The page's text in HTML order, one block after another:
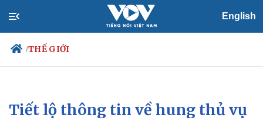
English
/THẾ GIỚI
Chính trị
Xã hội
Tiết lộ thông tin về hung thủ vụ